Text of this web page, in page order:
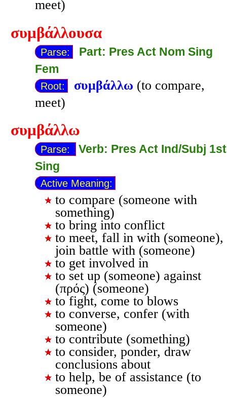
meet)
συμβάλλουσα
Parse:
Part: Pres Act Nom Sing
Fem
Root: συμβάλλω (to compare,
meet)
συμβάλλω
Parse:
Verb: Pres Act Ind/Subj 1st
Sing
Active Meaning:
to compare (someone with
something)
to bring into conflict
to meet, fall in with (someone),
join battle with (someone)
to get involved in
to set up (someone) against
(πρός) (someone)
to fight, come to blows
to converse, confer (with
someone)
to contribute (something)
to consider, ponder, draw
conclusions about
to help, be of assistance (to
someone)